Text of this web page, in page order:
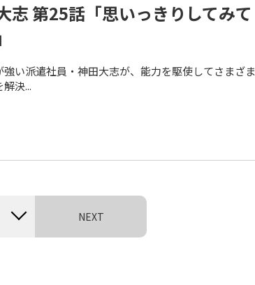
志 第25話「思いっきりしてみて
い派遣社員・神田大志が、能力を駆使してさまざま
決...
NEXT